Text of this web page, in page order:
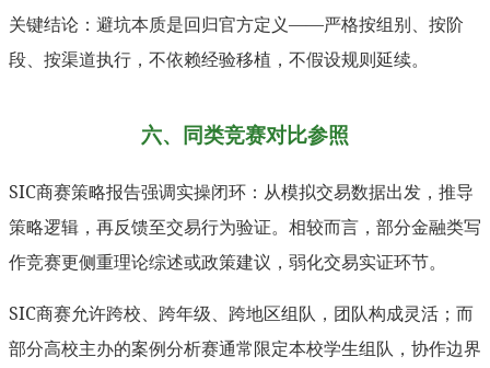
关键结论：避坑本质是回归官方定义——严格按组别、按阶
段、按渠道执行，不依赖经验移植，不假设规则延续。
六、同类竞赛对比参照
SIC商赛策略报告强调实操闭环：从模拟交易数据出发，推导
策略逻辑，再反馈至交易行为验证。相较而言，部分金融类写
作竞赛更侧重理论综述或政策建议，弱化交易实证环节。
SIC商赛允许跨校、跨年级、跨地区组队，团队构成灵活；而
部分高校主办的案例分析赛通常限定本校学生组队，协作边界